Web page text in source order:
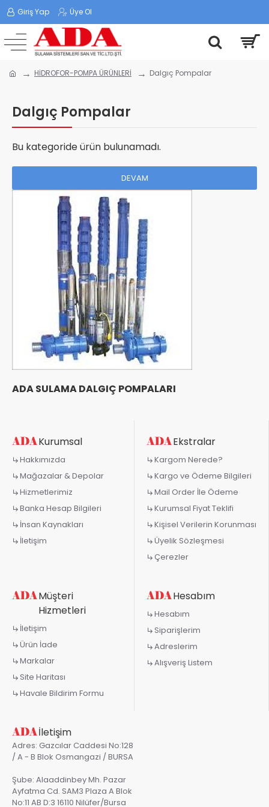
Giriş Yap Üye Ol
HİDROFOR-POMPA ÜRÜNLERİ Dalgıç Pompalar
Dalgıç Pompalar
ADA SULAMA DALGIÇ POMPALARI
Bu kategoride ürün bulunamadı.
DEVAM
Kurumsal
Hakkımızda
Mağazalar & Depolar
Hizmetlerimiz
Banka Hesap Bilgileri
İnsan Kaynakları
İletişim
Ekstralar
Kargom Nerede?
Kargo ve Ödeme Bilgileri
Mail Order İle Ödeme
Kurumsal Fiyat Teklifi
Kişisel Verilerin Korunması
Üyelik Sözleşmesi
Çerezler
Müşteri
Hizmetleri
İletişim
Ürün İade
Markalar
Site Haritası
Havale Bildirim Formu
Hesabım
Hesabım
Siparişlerim
Adreslerim
Alışveriş Listem
İletişim
Adres: Gazcılar Caddesi No:128
/ A - B Blok Osmangazi / BURSA
Şube: Alaaddinbey Mh. Pazar
Ayfatma Cd. SAM3 Plaza A Blok
No:11 AB D:3 16110 Nilüfer/Bursa